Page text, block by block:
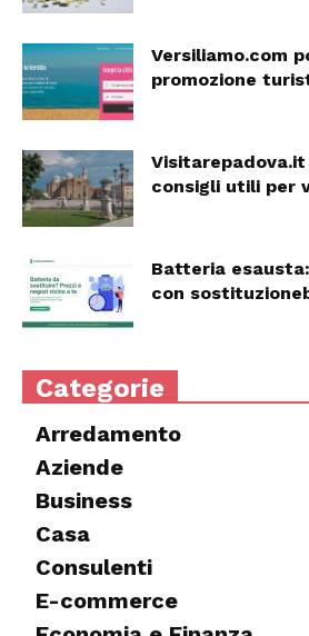
Versiliamo.com
promozione
consigli utili per
Batteria
con
Categorie
Arredamento
Aziende
Business
Casa
Consulenti
E-commerce